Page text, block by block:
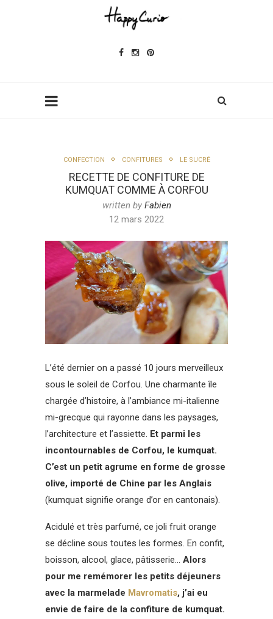
CONFECTION CONFITURES LE SUCRÉ
RECETTE DE CONFITURE DE
KUMQUAT COMME À CORFOU
written by Fabien
12 mars 2022
L’été dernier on a passé 10 jours merveilleux
sous le soleil de Corfou. Une charmante île
chargée d’histoire, à l’ambiance mi-italienne
mi-grecque qui rayonne dans les paysages,
l’architecture et l’assiette. Et parmi les
incontournables de Corfou, le kumquat.
C’est un petit agrume en forme de grosse
olive, importé de Chine par les Anglais
(kumquat signifie orange d’or en cantonais).
Acidulé et très parfumé, ce joli fruit orange
se décline sous toutes les formes. En confit,
boisson, alcool, glace, pâtisserie… Alors
pour me remémorer les petits déjeuners
avec la marmelade Mavromatis, j’ai eu
envie de faire de la confiture de kumquat.